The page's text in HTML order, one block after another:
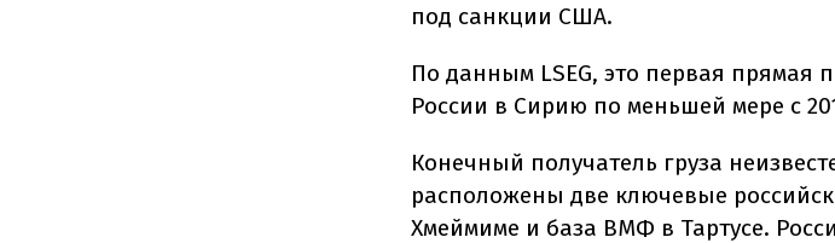
под санкции США.
По данным LSEG, это первая прямая
России в Сирию по меньшей мере с
Конечный получатель груза
расположены две ключевые
Хмеймиме и база ВМФ в Тартусе.